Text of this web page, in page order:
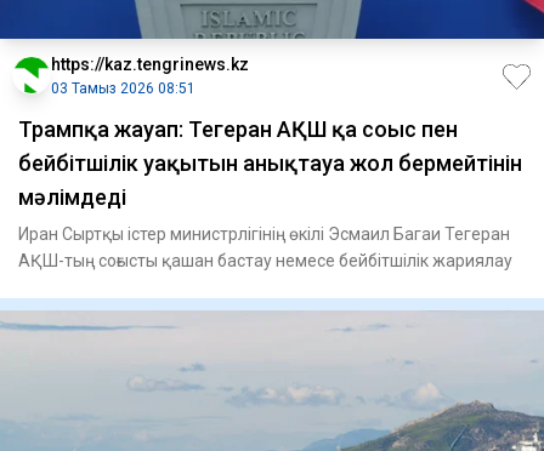
https://kaz.tengrinews.kz
03 Тамыз 2026 08:51
Трампқа жауап: Тегеран АҚШ қа соғыс пен
бейбітшілік уақытын анықтауға жол бермейтінін
мәлімдеді
Иран Сыртқы істер министрлігінің өкілі Эсмаил Багаи Тегеран
АҚШ-тың соғысты қашан бастау немесе бейбітшілік жариялау